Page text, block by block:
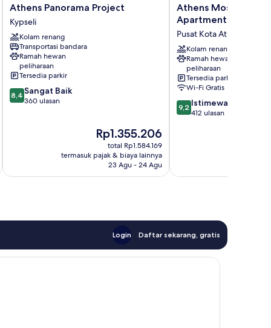
Athens
Panorama
Project
Kypseli
Athens Panorama Project
Kypseli
Kolam renang
Transportasi bandara
Ramah hewan
peliharaan
Tersedia parkir
8.4
dari
8,4 Sangat Baik
360 ulasan
Harga
sekarang
Rp1.355.206
Rp1.355.206
total Rp1.584.169
termasuk pajak & biaya lainnya
23 Agu - 24 Agu
Athens
Mosaico
Suites
and
Apartments
Pusat
Kota
Athena
Athens Mosaico
Apartments
Pusat Kota Athena
Kolam renang
Ramah hewan
peliharaan
Tersedia parkir
Wi-Fi Gratis
9.2
dari
9,2 Istimewa
412 ulasan
Login Daftar sekarang, gratis